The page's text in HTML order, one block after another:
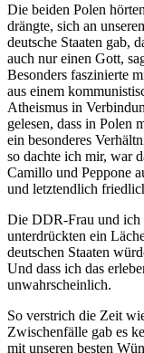
Die beiden Polen
drängte, sich an
deutsche Staaten gab,
auch nur einen Gott,
Besonders faszinierte
aus einem
Atheismus in
gelesen, dass in Polen
ein besonderes
so dachte ich mir, war
Camillo und Peppone
und letztendlich
Die DDR-Frau und ich
unterdrückten ein
deutschen Staaten
Und dass ich das
unwahrscheinlich.
So verstrich die Zeit
Zwischenfälle gab es
mit unseren besten